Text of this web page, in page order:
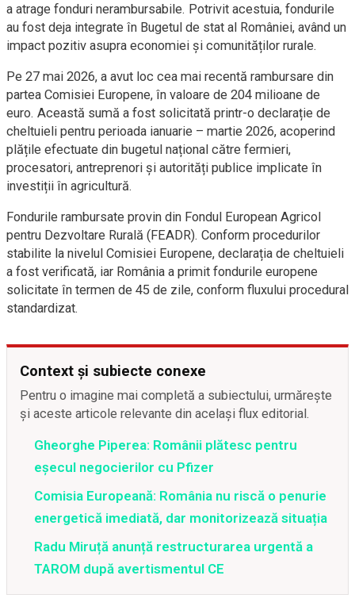
a atrage fonduri nerambursabile. Potrivit acestuia, fondurile
au fost deja integrate în Bugetul de stat al României, având un
impact pozitiv asupra economiei și comunităților rurale.
Pe 27 mai 2026, a avut loc cea mai recentă rambursare din
partea Comisiei Europene, în valoare de 204 milioane de
euro. Această sumă a fost solicitată printr-o declarație de
cheltuieli pentru perioada ianuarie – martie 2026, acoperind
plățile efectuate din bugetul național către fermieri,
procesatori, antreprenori și autorități publice implicate în
investiții în agricultură.
Fondurile rambursate provin din Fondul European Agricol
pentru Dezvoltare Rurală (FEADR). Conform procedurilor
stabilite la nivelul Comisiei Europene, declarația de cheltuieli
a fost verificată, iar România a primit fondurile europene
solicitate în termen de 45 de zile, conform fluxului procedural
standardizat.
Context și subiecte conexe
Pentru o imagine mai completă a subiectului, urmărește
și aceste articole relevante din același flux editorial.
Gheorghe Piperea: Românii plătesc pentru
eșecul negocierilor cu Pfizer
Comisia Europeană: România nu riscă o penurie
energetică imediată, dar monitorizează situația
Radu Miruță anunță restructurarea urgentă a
TAROM după avertismentul CE